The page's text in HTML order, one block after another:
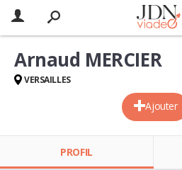
Ajouter
Arnaud MERCIER
VERSAILLES
PROFIL